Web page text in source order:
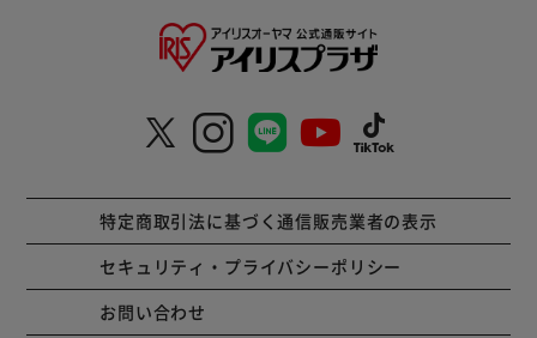
特定商取引法に基づく通信販売業者の表示
セキュリティ・プライバシーポリシー
お問い合わせ